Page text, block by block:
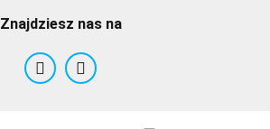
Znajdziesz nas na